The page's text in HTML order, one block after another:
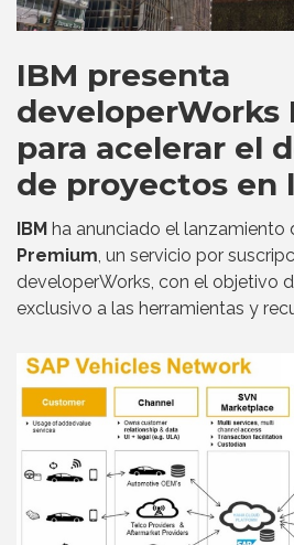
IBM presenta
developerWorks
para acelerar el
de proyectos en
IBM ha anunciado el lanzamiento
Premium , un servicio por
developerWorks, con el objetivo
exclusivo a las herramientas y